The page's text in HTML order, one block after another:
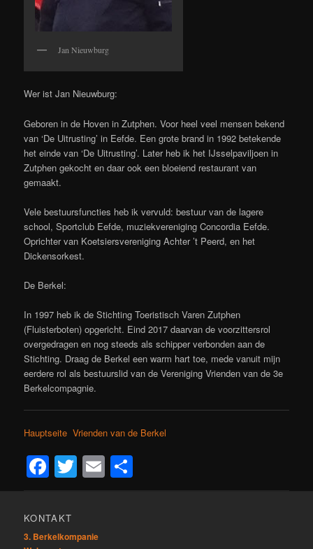
Jan Nieuwburg
Wer ist Jan Nieuwburg:
Geboren in de Hoven in Zutphen. Voor heel veel mensen bekend
van ‘De Uitrusting’ in Eefde. Een grote brand in 1992 betekende
het einde van ‘De Uitrusting’. Later heb ik het IJsselpaviljoen in
Zutphen gekocht en daar ook een bloeiend restaurant van
gemaakt.
Vele bestuursfuncties heb ik vervuld: bestuur van de lagere
school, Sportclub Eefde, muziekvereniging Concordia Eefde.
Oprichter van Koetsiersvereniging Achter ’t Peerd, en het
Dickensorkest.
De Berkel:
In 1997 heb ik de Stichting Toeristisch Varen Zutphen
(Fluisterboten) opgericht. Eind 2017 daarvan de voorzittersrol
overgedragen en nog steeds als schipper verbonden aan de
Stichting. Draag de Berkel een warm hart toe, mede vanuit mijn
eerdere rol als bestuurslid van de Vereniging Vrienden van de 3e
Berkelcompagnie.
Hauptseite Vrienden van de Berkel
Facebook
Twitter
Email
KONTAKT
3. Berkelkompanie